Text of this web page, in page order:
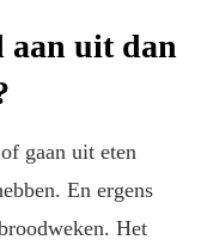
aan uit dan
gaan uit eten
En ergens
Het